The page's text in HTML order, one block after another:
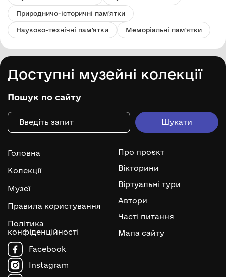
Природничо-історичні пам'ятки
Науково-технічні пам'ятки Меморіальні пам'ятки
Доступні музейні колекції
Пошук по сайту
Головна
Колекції
Музеї
Правила користування
Політика
конфіденційності
Про проєкт
Вікторини
Віртуальні тури
Автори
Часті питання
Мапа сайту
Facebook
Instagram